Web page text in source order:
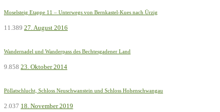
Moselsteig Etappe 11 – Unterwegs von Bernkastel-Kues nach Ürzig
11.389 27. August 2016
Wandernadel und Wanderpass des Bechtesgadener Land
9.858 23. Oktober 2014
Pöllatschlucht, Schloss Neuschwanstein und Schloss Hohenschwangau
2.037 18. November 2019